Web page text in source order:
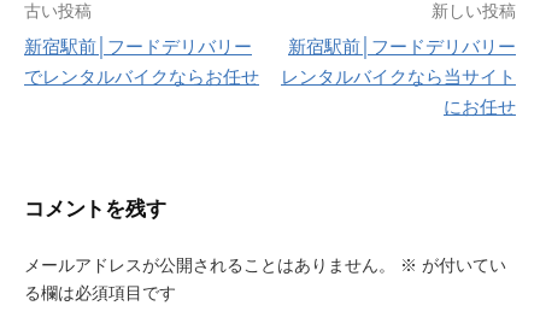
投
稿
シ
古い投稿
新宿駅前│フードデリバリー
でレンタルバイクならお任せ
新しい投稿
新宿駅前│フードデリバリー
レンタルバイクなら当サイト
にお任せ
コメントを残す
メールアドレスが公開されることはありません。 ※ が付いてい
る欄は必須項目です